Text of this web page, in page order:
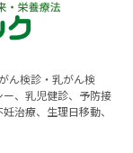
ん検診・乳がん検
、乳児健診、予防接
治療、生理日移動、